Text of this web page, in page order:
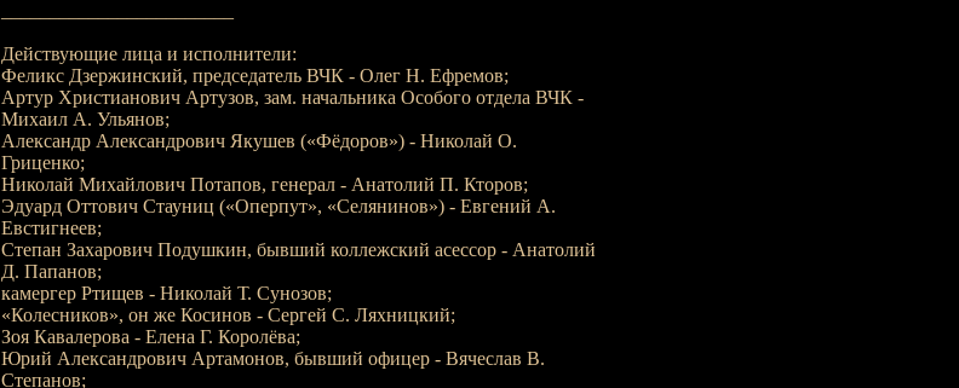
Действующие лица и исполнители:
Феликс Дзержинский, председатель ВЧК - Олег Н. Ефремов;
Артур Христианович Артузов, зам. начальника Особого отдела ВЧК -
Михаил А. Ульянов;
Александр Александрович Якушев («Фёдоров») - Николай О.
Гриценко;
Николай Михайлович Потапов, генерал - Анатолий П. Кторов;
Эдуард Оттович Стауниц («Оперпут», «Селянинов») - Евгений А.
Евстигнеев;
Степан Захарович Подушкин, бывший коллежский асессор - Анатолий
Д. Папанов;
камергер Ртищев - Николай Т. Сунозов;
«Колесников», он же Косинов - Сергей С. Ляхницкий;
Зоя Кавалерова - Елена Г. Королёва;
Юрий Александрович Артамонов, бывший офицер - Вячеслав В.
Степанов;